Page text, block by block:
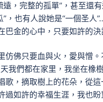
遠，完整的孤單”，甚至還
，也有人說她是“一個圣
巴金的心中，只要如許的
仿佛只要血與火，愛與憎
我們都在家里，我坐在橡
歌，摘取樹上的花朵，從
過如許的幸福生涯，我也